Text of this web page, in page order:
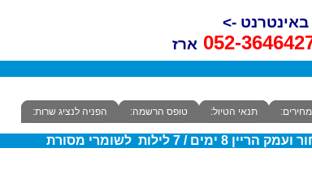
באינטרנט ->
052- ארז
תנאי הטיול: טופס הרשמה: הפניה לנציג שרות:
8 ימים / 7 לילות לשומרי מסורת